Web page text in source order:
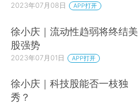
2023年07月08日 APP打开
徐小庆｜流动性趋弱将终结美
股强势
2023年07月01日 APP打开
徐小庆｜科技股能否一枝独
秀？